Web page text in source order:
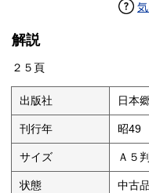
解説
２５頁
出版社 日本
刊行年 昭49
サイズ Ａ５判
状態 中古